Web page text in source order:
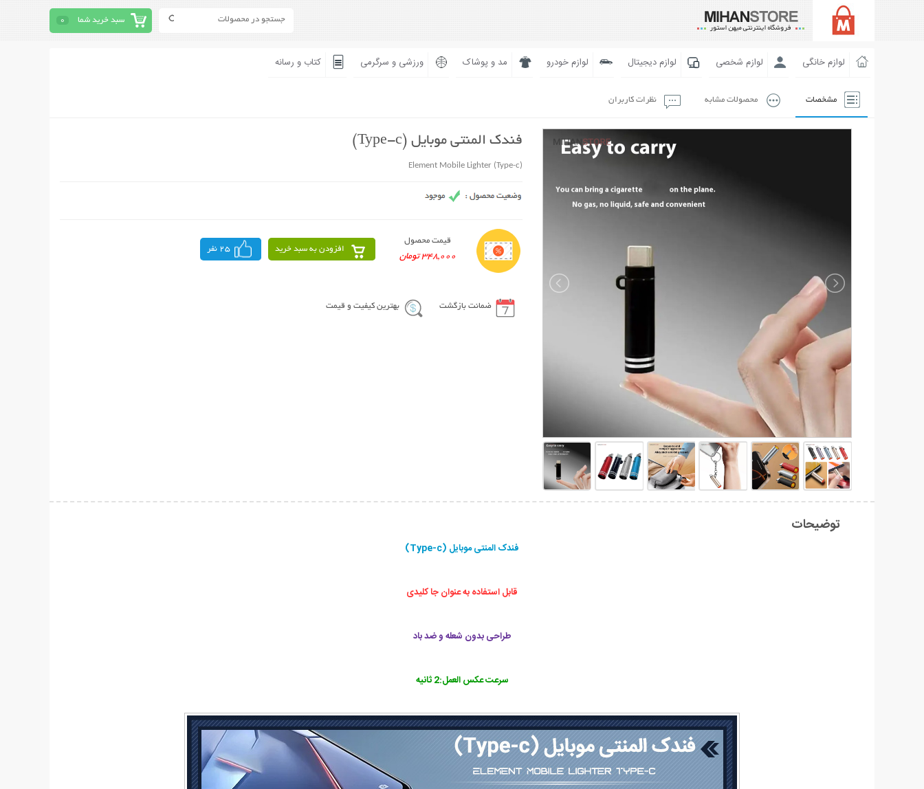
سبد خرید شما 0
لوازم خانگی لوازم شخصی لوازم دیجیتال لوازم خودرو مد و پوشاک ورزشی و سرگرمی کتاب و رسانه
مشخصات محصولات مشابه نظرات کاربران
فندک المنتی موبایل (Type-c)
Element Mobile Lighter (Type-c)
قیمت محصول
348,000 تومان
افزودن به سبد خرید 25 نفر
ضمانت بازگشت بهترین کیفیت و قیمت
توضیحات
فندک المنتی موبایل (Type-c)
قابل استفاده به عنوان جا کلیدی
طراحی بدون شعله و ضد باد
سرعت عکس العمل:2 ثانیه